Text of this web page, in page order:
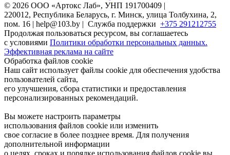
© 2026 ООО «Артокс Лаб», УНП 191700409 |
220012, Республика Беларусь, г. Минск, улица Толбухина, 2,
пом. 16 | help@103.by | Служба поддержки +375 291212755
Продолжая пользоваться ресурсом, вы соглашаетесь
с условиями Политики обработки персональных данных.
Эффективная реклама на сайте
Обработка файлов cookie
Наш сайт использует файлы cookie для обеспечения удобства
пользователей сайта,
его улучшения, сбора статистики и предоставления
персонализированных рекомендаций.
Вы можете настроить параметры
использования файлов cookie или изменить
свое согласие в более позднее время. Для получения
дополнительной информации
о целях, сроках и порядке использования файлов cookie вы